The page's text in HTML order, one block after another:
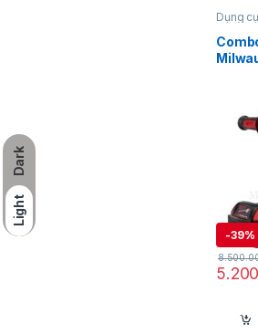
Dark
Light
Dụng
mài
-39%